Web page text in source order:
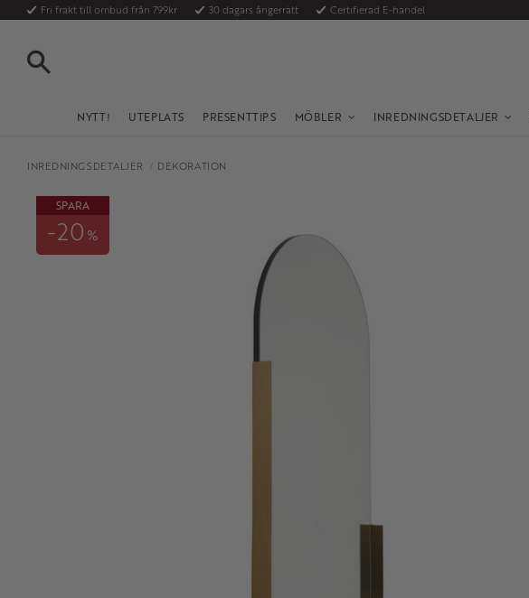
Fri frakt till ombud från 799kr 30 dagars ångerrätt Certifierad E-handel
NYTT! UTEPLATS PRESENTTIPS MÖBLER INREDNINGSDETALJER
INREDNINGSDETALJER DEKORATION
SPARA
20 %